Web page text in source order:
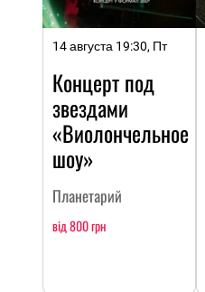
14 августа 19:30, Пт
Концерт под
звездами
«Виолончельное
шоу»
Планетарий
від 800 грн